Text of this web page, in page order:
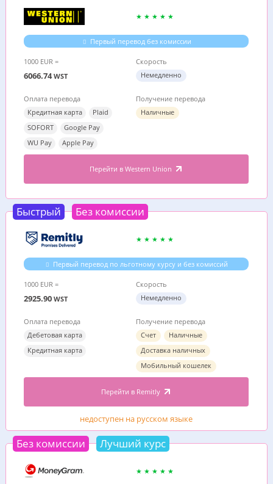
Первый перевод без комиссии
1000 EUR =
6066.74WST
Скорость
Немедленно
Оплата перевода
Кредитная карта
Plaid
SOFORT
Google Pay
WU Pay
Apple Pay
Получение перевода
Наличные
Перейти в Western Union
Быстрый Без комиссии
Первый перевод по льготному курсу и без комиссий
1000 EUR =
2925.90 WST
Скорость
Немедленно
Оплата перевода
Дебетовая карта
Кредитная карта
Получение перевода
Счет
Наличные
Доставка наличных
Мобильный кошелек
Перейти в Remitly
недоступен на русском языке
Без комиссии Лучший курс